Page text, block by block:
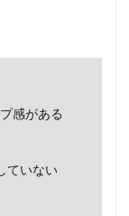
感がある
ていない